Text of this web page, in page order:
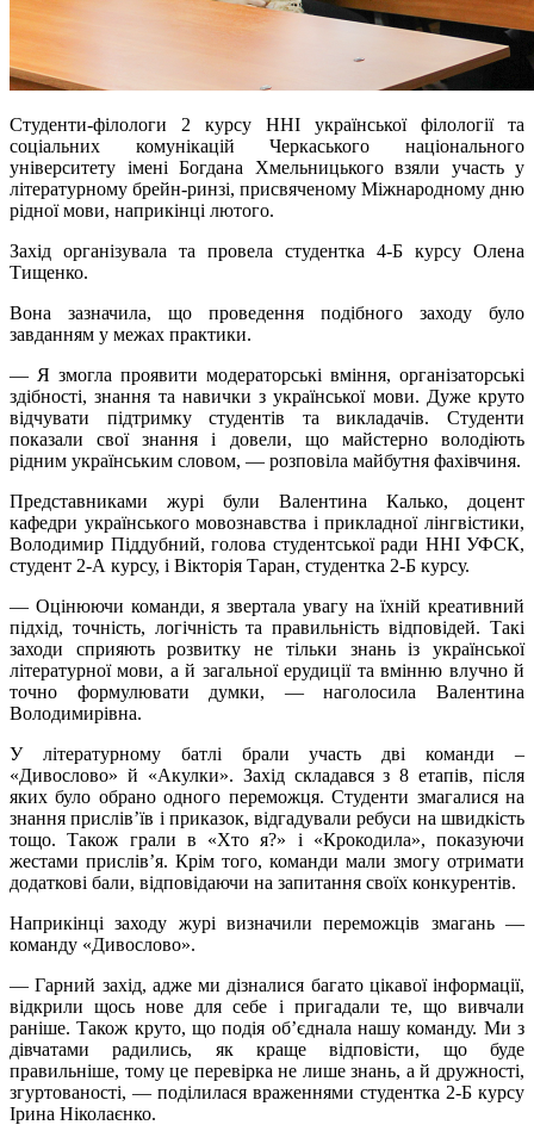
Студенти-філологи 2 курсу ННІ української філології та
соціальних комунікацій Черкаського національного
університету імені Богдана Хмельницького взяли участь у
літературному брейн-ринзі, присвяченому Міжнародному дню
рідної мови, наприкінці лютого.
Захід організувала та провела студентка 4-Б курсу Олена
Тищенко.
Вона зазначила, що проведення подібного заходу було
завданням у межах практики.
— Я змогла проявити модераторські вміння, організаторські
здібності, знання та навички з української мови. Дуже круто
відчувати підтримку студентів та викладачів. Студенти
показали свої знання і довели, що майстерно володіють
рідним українським словом, — розповіла майбутня фахівчиня.
Представниками журі були Валентина Калько, доцент
кафедри українського мовознавства і прикладної лінгвістики,
Володимир Піддубний, голова студентської ради ННІ УФСК,
студент 2-А курсу, і Вікторія Таран, студентка 2-Б курсу.
— Оцінюючи команди, я звертала увагу на їхній креативний
підхід, точність, логічність та правильність відповідей. Такі
заходи сприяють розвитку не тільки знань із української
літературної мови, а й загальної ерудиції та вмінню влучно й
точно формулювати думки, — наголосила Валентина
Володимирівна.
У літературному батлі брали участь дві команди –
«Дивослово» й «Акулки». Захід складався з 8 етапів, після
яких було обрано одного переможця. Студенти змагалися на
знання прислів’їв і приказок, відгадували ребуси на швидкість
тощо. Також грали в «Хто я?» і «Крокодила», показуючи
жестами прислів’я. Крім того, команди мали змогу отримати
додаткові бали, відповідаючи на запитання своїх конкурентів.
Наприкінці заходу журі визначили переможців змагань —
команду «Дивослово».
— Гарний захід, адже ми дізналися багато цікавої інформації,
відкрили щось нове для себе і пригадали те, що вивчали
раніше. Також круто, що подія об’єднала нашу команду. Ми з
дівчатами радились, як краще відповісти, що буде
правильніше, тому це перевірка не лише знань, а й дружності,
згуртованості, — поділилася враженнями студентка 2-Б курсу
Ірина Ніколаєнко.